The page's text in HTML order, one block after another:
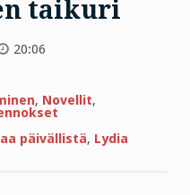
taikuri
20:06
, Novellit,
päivällistä, Lydia